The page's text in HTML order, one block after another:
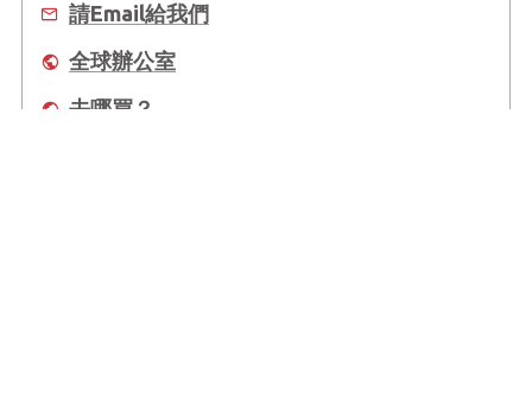
請Email給我們
全球辦公室
去哪買？